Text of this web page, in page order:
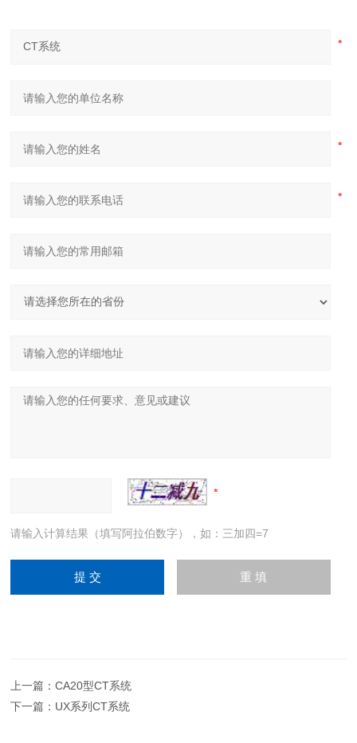
请输入计算结果（填写阿拉伯数字），如：三加四=7
上一篇：CA20型CT系统
下一篇： UX系列CT系统